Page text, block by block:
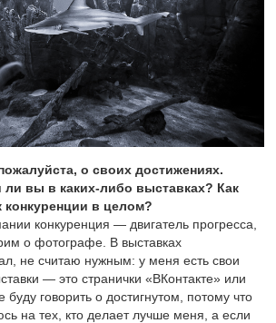
о своих достижениях.
ли вы в каких-либо выставках? Как
конкуренции в целом?
конкуренция — двигатель прогресса,
о фотографе. В выставках
не считаю нужным: у меня есть свои
— это странички «ВКонтакте» или
говорить о достигнутом, потому что
на тех, кто делает лучше меня, а если